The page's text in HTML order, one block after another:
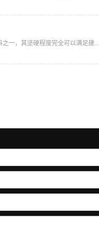
一，其坚硬程度完全可以满足建...